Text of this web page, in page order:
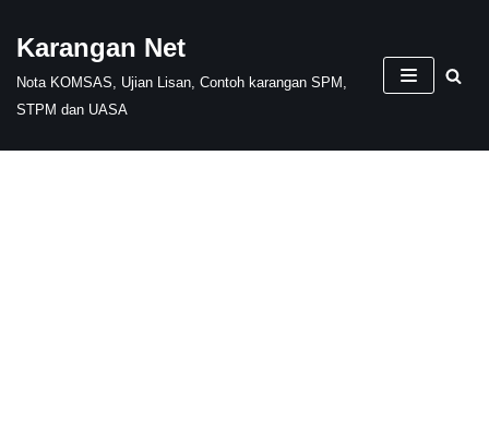
Skip
to
content
Karangan Net
Nota KOMSAS, Ujian Lisan, Contoh karangan SPM,
STPM dan UASA